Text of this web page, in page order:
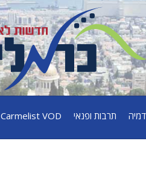
תרבות ופנאי Carmelist VOD